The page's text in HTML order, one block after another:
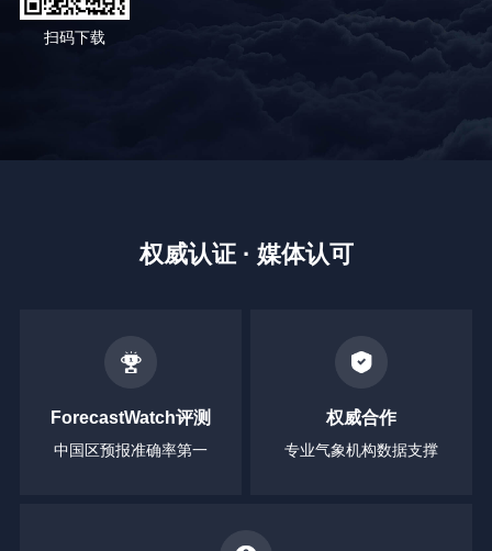
扫码下载
权威认证 · 媒体认可
ForecastWatch评测
中国区预报准确率第一
权威合作
专业气象机构数据支撑